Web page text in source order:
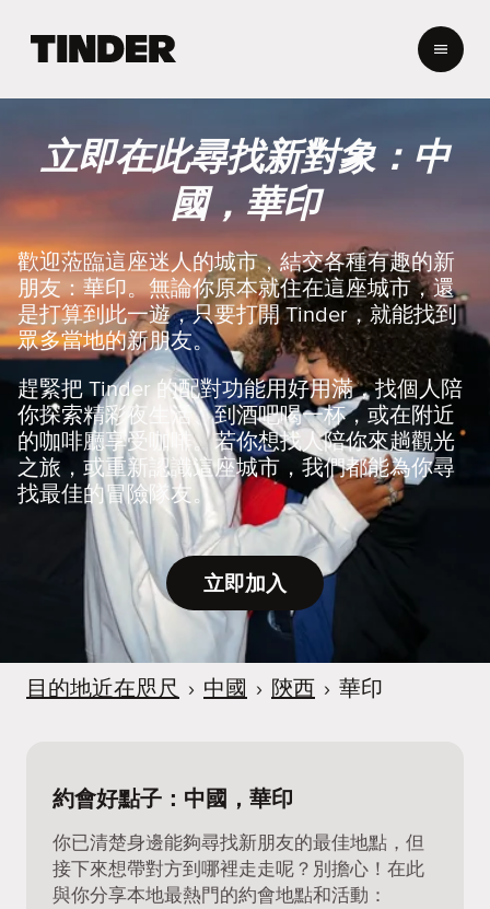
e
r
首
頁
立即在此尋找新對象：中
國，華印
歡迎蒞臨這座迷人的城市，結交各種有趣的新
朋友：華印。無論你原本就住在這座城市，還
是打算到此一遊，只要打開 Tinder，就能找到
眾多當地的新朋友。
趕緊把 Tinder 的配對功能用好用滿，找個人陪
你探索精彩夜生活、到酒吧喝一杯，或在附近
的咖啡廳享受咖啡。若你想找人陪你來趟觀光
之旅，或重新認識這座城市，我們都能為你尋
找最佳的冒險隊友。
立即加入
目的地近在咫尺 › 中國 › 陝西 › 華印
約會好點子：中國，華印
你已清楚身邊能夠尋找新朋友的最佳地點，但
接下來想帶對方到哪裡走走呢？別擔心！在此
與你分享本地最熱門的約會地點和活動：